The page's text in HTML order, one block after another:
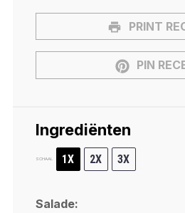
PRINT
PIN
Ingrediënten
SCHAAL 1X 2X 3X
Salade: